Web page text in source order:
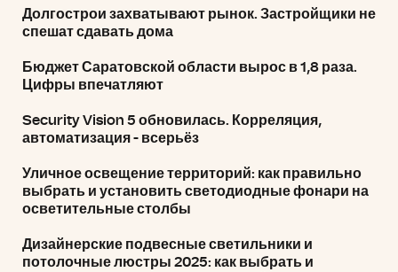
Долгострои захватывают рынок. Застройщики не
спешат сдавать дома
Бюджет Саратовской области вырос в 1,8 раза.
Цифры впечатляют
Security Vision 5 обновилась. Корреляция,
автоматизация - всерьёз
Уличное освещение территорий: как правильно
выбрать и установить светодиодные фонари на
осветительные столбы
Дизайнерские подвесные светильники и
потолочные люстры 2025: как выбрать и